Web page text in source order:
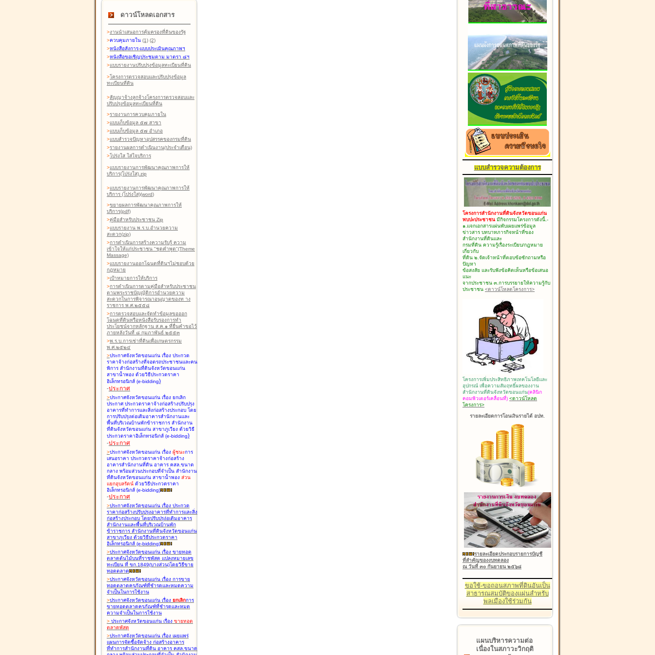
ดาวน์โหลดเอกสาร
>งานนำเสนอการคุ้มครองที่ดินของรัฐ
>ควบคุมภายใน (1) (2)
>หนังสือสังการ-แบบประเมินคุณภาพฯ
>หนังสือขอเชิญประชุมตาม มาตรา ๘ฯ
>แบบรายงานปรับปรุงข้อมูลทะเบียนที่ดิน
>โครงการตรวจสอบและปรับปรุงข้อมูล
ทะเบียนที่ดิน
>สัญญาจ้างลูกจ้างโครงการตรวจสอบและ
ปรับปรุงข้อมูลทะเบียนที่ดิน
>รายงานการควบคุมภายใน
>แบบเก็บข้อมูล ๕๗ สาขา
>แบบเก็บข้อมูล ๕๗ อำเภอ
>แบบสำรวจปัญหาอุปสรรคของกรมที่ดิน
>รายงานผลการดำเนินงาน(ประจำเดือน)
>โปร่งใส ใส่ใจบริการ
>แบบรายงานการพัฒนาคุณภาพการให้
บริการ(โปร่งใส).zip
>แบบรายงานการพัฒนาคุณภาพการให้
บริการ (โปร่งใส)(word)
>ขยายผลการพัฒนาคุณภาพการให้
บริการ(pdf)
>คู่มือสำหรับประชาชน Zip
>แบบรายงาน พ.ร.บ.อำนวยความ
สะดวก(zip)
>การดำเนินการสร้างความรับรู้ ความ
เข้าใจให้แก่ประชาชน "ชุดคำพูด"(Theme
Massage)
>แบบรายงานออกโฉนดที่ดินฯไม่ชอบด้วย
กฎหมาย
>เป้าหมายการให้บริการ
>การดำเนินการตามคู่มือสำหรับประชาชน
ตามพระราชบัญญัติการอำนวยความ
สะดวกในการพิจารณาอนุญาตของท าง
ราชการ พ.ศ.๒๕๕๘
>การตรวจสอบและจัดทำข้อมูลขอออก
โฉนดที่ดินหรือหนังสือรับรองการทำ
ประโยชน์จากหลักฐาน ส.ค.๑ ที่ยื่นคำขอไว้
ภายหลังวันที่ ๘ กุมภาพันธ์ ๒๕๕๓
>พ.ร.บ.การเช่าที่ดินเพื่อเกษตรกรรม
พ.ศ.๒๕๒๔
>ประกาศจังหวัดขอนแก่น เรื่อง ประกวด
ราคาจ้างก่อสร้างที่จอดรถประชาชนและคน
พิการ สำนักงานที่ดินจังหวัดขอนแก่น
สาขาน้ำพอง ด้วยวิธีประกวดราคา
อิเล็กทรอนิกส์ (e-bidding)
-ประกาศ
>ประกาศจังหวัดขอนแก่น เรื่อง ยกเลิก
ประกาศ ประกวดราคาจ้างก่อสร้างปรับปรุง
อาคารที่ทำการและสิ่งก่อสร้างประกอบ โดย
การปรับปรุงต่อเติมอาคารสำนักงานและ
พื้นที่บริเวณบ้านพักข้าราชการ สำนักงาน
ที่ดินจังหวัดขอนแก่น สาขาภูเวียง ด้วยวิธี
ประกวดราคาอิเล็กทรอนิกส์ (e-bidding)
-ประกาศ
>ประกาศจังหวัดขอนแก่น เรื่อง ผู้ชนะการ
เสนอราคา ประกวดราคาจ้างก่อสร้าง
อาคารสำนักงานที่ดิน อาคาร คสล.ขนาด
กลาง พร้อมส่วนประกอบที่จำเป็น สำนักงาน
ที่ดินจังหวัดขอนแก่น สาขาน้ำพอง ส่วน
แยกอุบลรัตน์ ด้วยวิธีประกวดราคา
อิเล็กทรอนิกส์ (e-bidding)
-ประกาศ
>ประกาศจังหวัดขอนแก่น เรื่อง ประกวด
ราคาก่อสร้างปรับปรุงอาคารที่ทำการและสิ่ง
ก่อสร้างประกอบ โดยปรับปรุง่อเติมอาคาร
สำนักงานและพื้นที่บริเวณบ้านพัก
ข้าราชการ สำนักงานที่ดินจังหวัดขอนแก่น
สาขาภูเวียง ด้วยวิธีประกวดราคา
อิเล็กทรอนิกส์ (e-bidding)
>ประกาศจังหวัดขอนแก่น เรื่อง ขายทอด
ตลาดต้นไม้บนที่ราชพัสดุ แปลงหมายเลข
ทะเบียน ที่ ขก.1849(บางส่วน)โดยวิธีขาย
ทอดตลาด
>ประกาศจังหวัดขอนแก่น เรื่อง การขาย
ทอดตลาดครุภัณฑ์ที่ชำรุดและหมดความ
จำเป็นในการใช้งาน
>ประกาศจังหวัดขอนแก่น เรื่อง ยกเลิกการ
ขายทอดตลาดครุภัณฑ์ที่ชำรุดและหมด
ความจำเป็นในการใช้งาน
> ประกาศจังหวัดขอนแก่น เรื่อง ขายทอด
ตลาดพัสดุ
>ประกาศจังหวัดขอนแก่น เรื่อง เผยแพร่
แผนการจัดซื้อจัดจ้าง ก่อสร้างอาคาร
ที่ทำการสำนักงานที่ดิน อาคาร คสล.ขนาด
แบบสำรวจความต้องการ
โครงการสำนักงานที่ดินจังหวัดขอนแก่น
พบปะประชาชน มีกิจกรรมโครงการดังนี้.-
๑.แจกเอกสารแผ่นพับเผยแพร่ข้อมูล
ข่าวสาร บทบาทภารกิจหน้าที่ของ
สำนักงานที่ดินและ
กรมที่ดิน ความรู้เรื่องระเบียบ/กฎหมาย
เกี่ยวกับ
ที่ดิน ๒.จัดเจ้าหน้าที่ตอบข้อซักถามหรือ
ปัญหา
ข้อสงสัย และรับฟังข้อคิดเห็นหรือข้อเสนอ
แนะ
จากประชาชน ๓.การบรรยายให้ความรู้กับ
ประชาชน <ดาวน์โหลดโครงการ>
โครงการเพิ่มประสิทธิภาพเทคโนโลยีและ
อุปกรณ์ เพื่อความสัมฤทธิ์ผลของงาน
สำนักงานที่ดินจังหวัดขอนแก่น(คลินิก
คอมพิวเตอร์เคลื่อนที่) <ดาวน์โหลด
โครงการ>
รายละเอียดการโอนเงินรายได้ อปท.
รายละเอียดประกอบรายการบัญชี
ที่สำคัญของงบทดลอง
ณ วันที่ ๓๐ กันยายน ๒๕๖๘
ขอใช้-ขอถอนสภาพที่ดินอันเป็น
สาธารณสมบัติของแผ่นสำหรับ
พลเมืองใช้ร่วมกัน
แผนบริหารความต่อ
เนื่องในสภาวะวิกฤติ